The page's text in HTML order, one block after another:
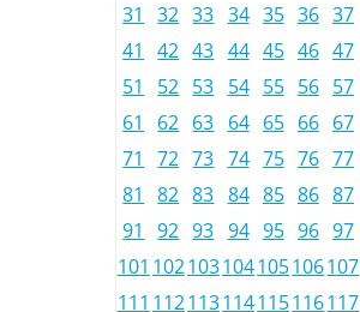
31
32 33 34 35 36 37
41
42 43 44 45 46 47
51
52 53 54 55 56 57
61
62 63 64 65 66 67
71
72 73 74 75 76 77
81
82 83 84 85 86 87
91
92 93 94 95 96 97
101 102103104105106107
111 112113114115116117